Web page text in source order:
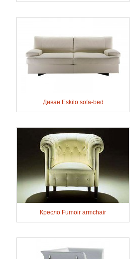
Диван Eskilo sofa-bed
Кресло Fumoir armchair